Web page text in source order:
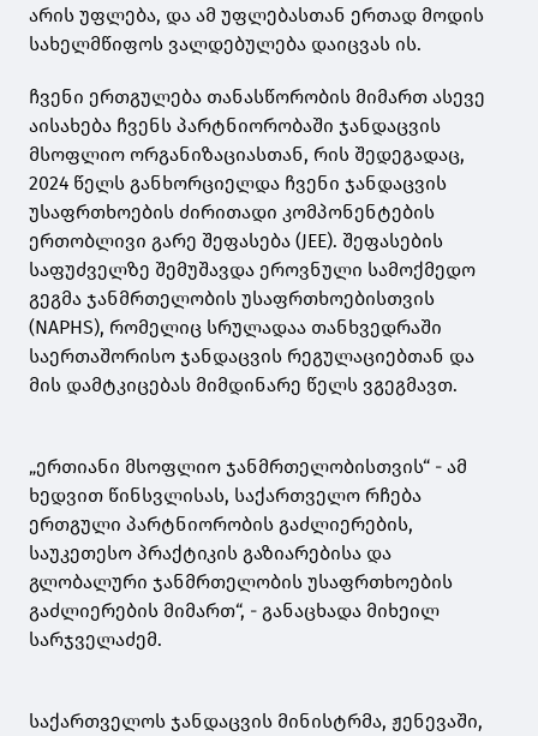
არის უფლება, და ამ უფლებასთან ერთად მოდის
სახელმწიფოს ვალდებულება დაიცვას ის.
ჩვენი ერთგულება თანასწორობის მიმართ ასევე
აისახება ჩვენს პარტნიორობაში ჯანდაცვის
მსოფლიო ორგანიზაციასთან, რის შედეგადაც,
2024 წელს განხორციელდა ჩვენი ჯანდაცვის
უსაფრთხოების ძირითადი კომპონენტების
ერთობლივი გარე შეფასება (JEE). შეფასების
საფუძველზე შემუშავდა ეროვნული სამოქმედო
გეგმა ჯანმრთელობის უსაფრთხოებისთვის
(NAPHS), რომელიც სრულადაა თანხვედრაში
საერთაშორისო ჯანდაცვის რეგულაციებთან და
მის დამტკიცებას მიმდინარე წელს ვგეგმავთ.
„ერთიანი მსოფლიო ჯანმრთელობისთვის“ - ამ
ხედვით წინსვლისას, საქართველო რჩება
ერთგული პარტნიორობის გაძლიერების,
საუკეთესო პრაქტიკის გაზიარებისა და
გლობალური ჯანმრთელობის უსაფრთხოების
გაძლიერების მიმართ“, - განაცხადა მიხეილ
სარჯველაძემ.
საქართველოს ჯანდაცვის მინისტრმა, ჟენევაში,